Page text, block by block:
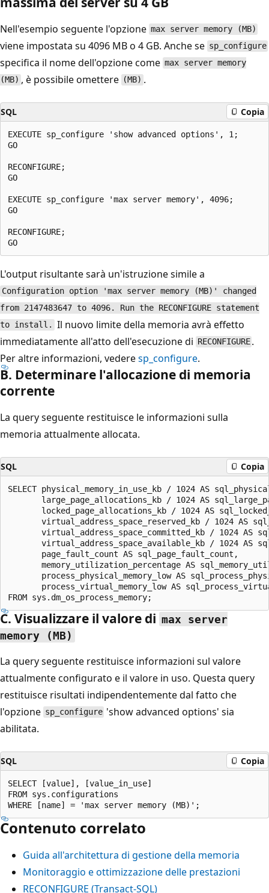
Nell'esempio seguente l'opzione max server memory (MB)
viene impostata su 4096 MB o 4 GB. Anche se sp_configure
specifica il nome dell'opzione come max server memory
(MB) , è possibile omettere (MB) .
SQL Copia
EXECUTE sp_configure 'show advanced options', 1;
GO
RECONFIGURE;
GO
EXECUTE sp_configure 'max server memory', 4096;
GO
RECONFIGURE;
L'output risultante sarà un'istruzione simile a
Configuration option 'max server memory (MB)' changed
from 2147483647 to 4096. Run the RECONFIGURE statement
to install.
Il nuovo limite della memoria avrà effetto
immediatamente all'atto dell'esecuzione di RECONFIGURE .
Per altre informazioni, vederesp_configure.
B. Determinare l'allocazione di memoria
corrente
La query seguente restituisce le informazioni sulla
memoria attualmente allocata.
SQL Copia
SELECT physical_memory_in_use_kb / 1024 AS
large_page_allocations_kb / 1024 AS
locked_page_allocations_kb / 1024 AS
virtual_address_space_reserved_kb / 1024 AS
virtual_address_space_committed_kb / 1024 AS
virtual_address_space_available_kb / 1024 AS
       page_fault_count AS sql_page_fault_count,
memory_utilization_percentage AS
process_physical_memory_low AS
process_virtual_memory_low AS
C. Visualizzare il valore di max server
memory (MB)
La query seguente restituisce informazioni sul valore
attualmente configurato e il valore in uso. Questa query
restituisce risultati indipendentemente dal fatto che
l'opzione sp_configure 'show advanced options' sia
abilitata.
SQL Copia
SELECT [value], [value_in_use]
FROM sys.configurations
Contenuto correlato
Guida all'architettura di gestione della memoria
Monitoraggio e ottimizzazione delle prestazioni
RECONFIGURE (Transact-SQL)